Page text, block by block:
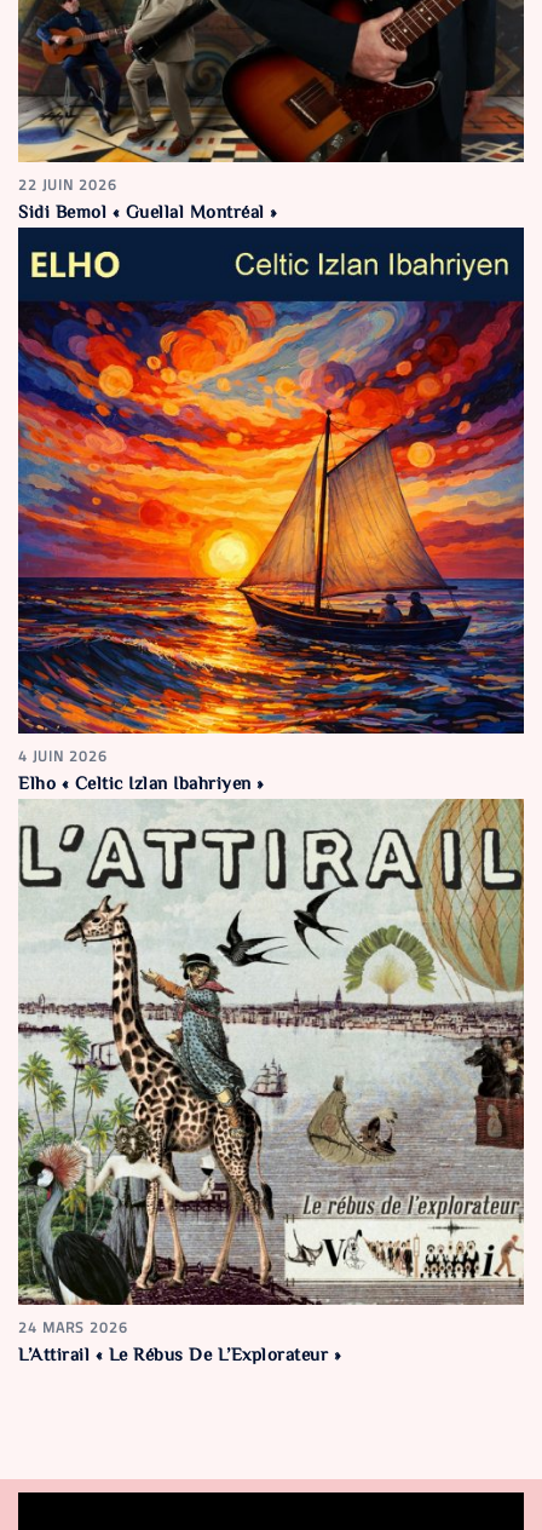
22 JUIN 2026
Sidi Bemol « Guellal Montréal »
4 JUIN 2026
Elho « Celtic Izlan Ibahriyen »
24 MARS 2026
L’Attirail « Le Rébus De L’Explorateur »